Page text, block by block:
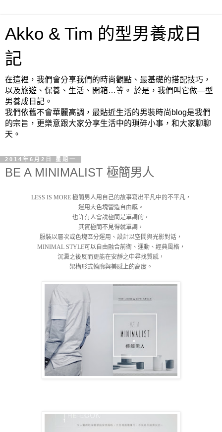
Akko & Tim 的型男養成日
記
在這裡，我們會分享我們的時尚觀點、最基礎的搭配技巧，
以及旅遊、保養、生活、開箱…等。 於是，我們叫它做—型
男養成日記。
我們依舊不會華麗高調，最貼近生活的男裝時尚blog是我們
的宗旨，更樂意跟大家分享生活中的瑣碎小事，和大家聊聊
天。
2014年6月2日 星期一
BE A MINIMALIST 極簡男人
LESS IS MORE 極簡男人用自己的故事寫出平凡中的不平凡，
運用大色塊營造自由感。
也許有人會說極簡是單調的，
其實極簡不見得就單調，
服裝以層次或色塊區分運用、設計以空間與光影對話，
MINIMAL STYLE可以自由融合前衛、運動、經典風格，
沉澱之後反而更能在安靜之中尋找質感，
架構形式輪廓與美感上的高度。